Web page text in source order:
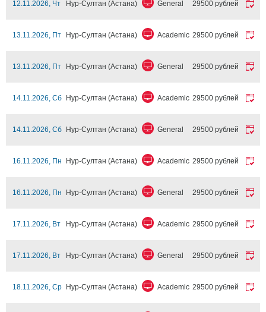
12.11.2026, Чт Нур-Султан (Астана) General 29500 рублей
13.11.2026, Пт Нур-Султан (Астана) Academic 29500 рублей
13.11.2026, Пт Нур-Султан (Астана) General 29500 рублей
14.11.2026, Сб Нур-Султан (Астана) Academic 29500 рублей
14.11.2026, Сб Нур-Султан (Астана) General 29500 рублей
16.11.2026, Пн Нур-Султан (Астана) Academic 29500 рублей
16.11.2026, Пн Нур-Султан (Астана) General 29500 рублей
17.11.2026, Вт Нур-Султан (Астана) Academic 29500 рублей
17.11.2026, Вт Нур-Султан (Астана) General 29500 рублей
18.11.2026, Ср Нур-Султан (Астана) Academic 29500 рублей